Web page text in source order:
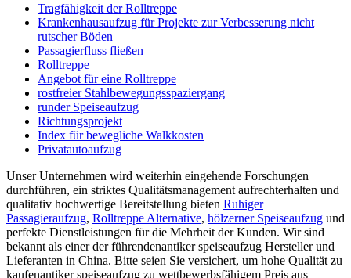
Tragfähigkeit der Rolltreppe
Krankenhausaufzug für Projekte zur Verbesserung nicht
rutscher Böden
Passagierfluss fließen
Rolltreppe
Angebot für eine Rolltreppe
rostfreier Stahlbewegungsspaziergang
runder Speiseaufzug
Richtungsprojekt
Index für bewegliche Walkkosten
Privatautoaufzug
Unser Unternehmen wird weiterhin eingehende Forschungen
durchführen, ein striktes Qualitätsmanagement aufrechterhalten und
qualitativ hochwertige Bereitstellung bieten Ruhiger
Passagieraufzug, Rolltreppe Alternative, hölzerner Speiseaufzug und
perfekte Dienstleistungen für die Mehrheit der Kunden. Wir sind
bekannt als einer der führendenantiker speiseaufzug Hersteller und
Lieferanten in China. Bitte seien Sie versichert, um hohe Qualität zu
kaufenantiker speiseaufzug zu wettbewerbsfähigem Preis aus